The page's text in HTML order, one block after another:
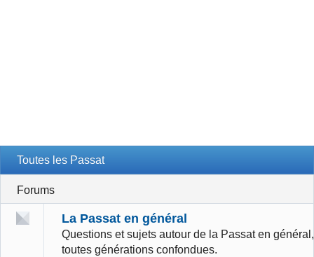
Toutes les Passat
Forums
La Passat en général
Questions et sujets autour de la Passat en général,
toutes générations confondues.